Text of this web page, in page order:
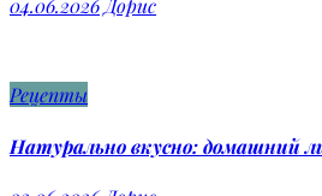
04.06.2026Дорис
Рецепты
Натурально вкусно: домашний